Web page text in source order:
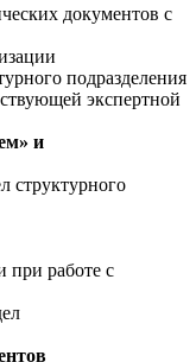
документов с
подразделения
экспертной
и
структурного
при работе с